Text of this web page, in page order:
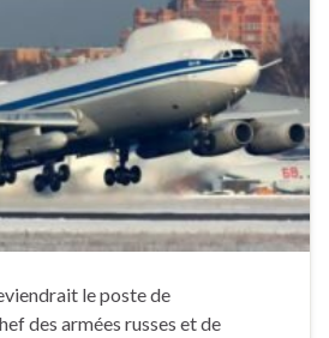
le poste de
des armées russes et de